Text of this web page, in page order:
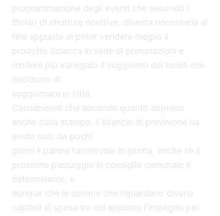
programmazione degli eventi che secondo i
titolari di strutture ricettive, diventa necessaria al
fine appunto di poter vendere meglio il
prodotto Sciacca in sede di prenotazioni e
rendere più variegato il soggiorno dei turisti che
decidono di
soggiornare in città.
Consapevoli che secondo quanto appreso
anche dalla stampa, il bilancio di previsione ha
avuto solo da pochi
giorni il parere favorevole in giunta, anche se il
prossimo passaggio in consiglio comunale è
determinante, e
dunque che le somme che riguardano diversi
capitoli di spesa tra cui appunto l’impegno per